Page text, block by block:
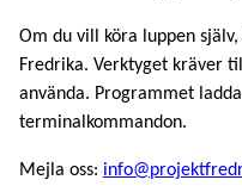
Om du vill köra luppen
Fredrika. Verktyget kräver
använda. Programmet
terminalkommandon.
Mejla oss: